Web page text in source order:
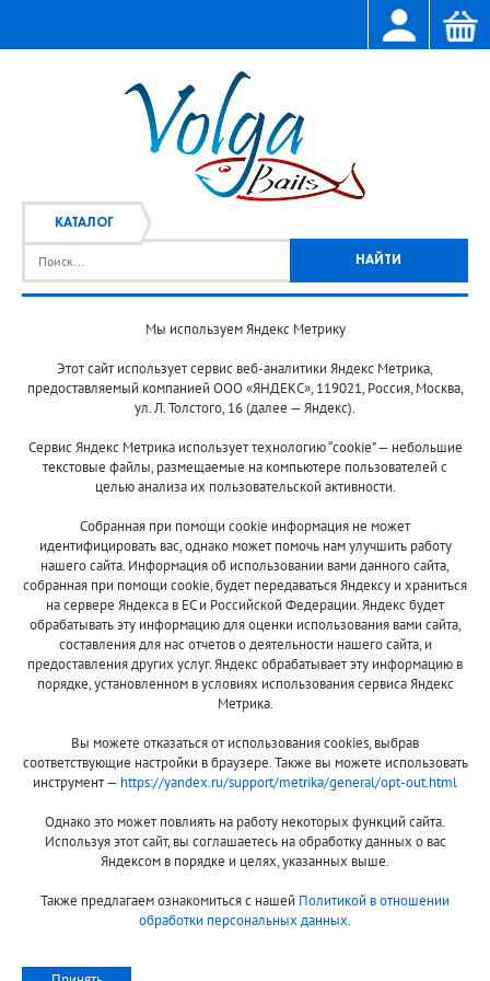
КАТАЛОГ
© 2013-2024 "Волжские приманки"
8 (800)
500-7844
Оплата и доставка
О компании
Акции и скидки
Новости
Контакты
Помощь
Принимаем к оплате:
Мы используем Яндекс Метрику
Этот сайт использует сервис веб-аналитики Яндекс Метрика,
предоставляемый компанией ООО «ЯНДЕКС», 119021, Россия, Москва,
ул. Л. Толстого, 16 (далее — Яндекс).
Сервис Яндекс Метрика использует технологию “cookie” — небольшие
текстовые файлы, размещаемые на компьютере пользователей с
целью анализа их пользовательской активности.
Собранная при помощи cookie информация не может
идентифицировать вас, однако может помочь нам улучшить работу
нашего сайта. Информация об использовании вами данного сайта,
собранная при помощи cookie, будет передаваться Яндексу и храниться
на сервере Яндекса в ЕС и Российской Федерации. Яндекс будет
обрабатывать эту информацию для оценки использования вами сайта,
составления для нас отчетов о деятельности нашего сайта, и
предоставления других услуг. Яндекс обрабатывает эту информацию в
порядке, установленном в условиях использования сервиса Яндекс
Метрика.
Вы можете отказаться от использования cookies, выбрав
соответствующие настройки в браузере. Также вы можете использовать
инструмент — https://yandex.ru/support/metrika/general/opt-out.html
Однако это может повлиять на работу некоторых функций сайта.
Используя этот сайт, вы соглашаетесь на обработку данных о вас
Яндексом в порядке и целях, указанных выше.
Также предлагаем ознакомиться с нашей Политикой в отношении
обработки персональных данных.